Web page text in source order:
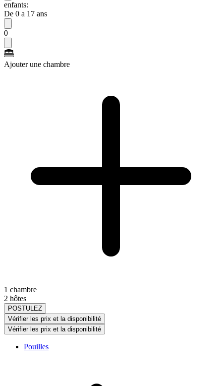
enfants:
De 0 a 17 ans
0
Ajouter une chambre
1 chambre
2 hôtes
POSTULEZ
Vérifier les prix et la disponibilité
Vérifier les prix et la disponibilité
Pouilles